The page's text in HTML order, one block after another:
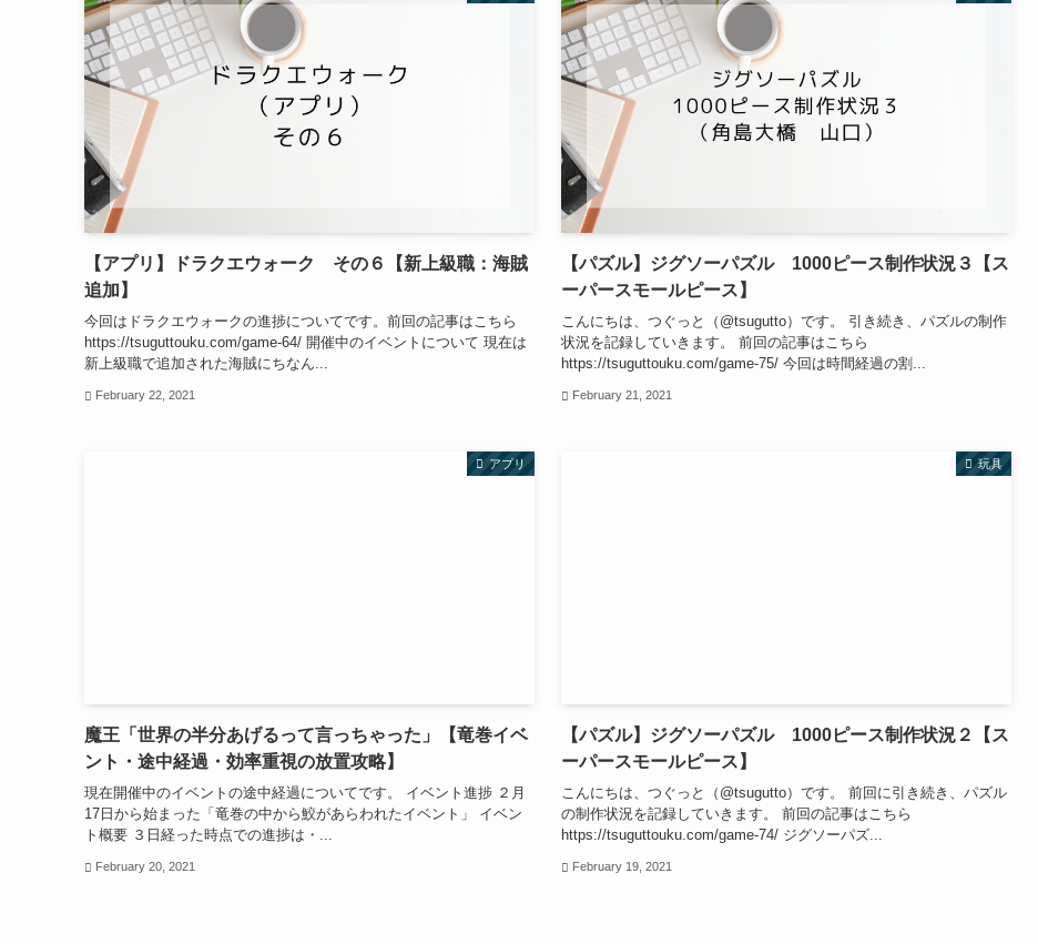
【アプリ】ドラクエウォーク その６【新上級職：海賊
追加】
今回はドラクエウォークの進捗についてです。前回の記事はこちら
https://tsuguttouku.com/game-64/ 開催中のイベントについて 現在は
新上級職で追加された海賊にちなん...
February 22, 2021
【パズル】ジグソーパズル 1000ピース制作状況３【ス
ーパースモールピース】
こんにちは、つぐっと（@tsugutto）です。 引き続き、パズルの制作
状況を記録していきます。 前回の記事はこちら
https://tsuguttouku.com/game-75/ 今回は時間経過の割...
February 21, 2021
アプリ
魔王「世界の半分あげるって言っちゃった」【竜巻イベ
ント・途中経過・効率重視の放置攻略】
現在開催中のイベントの途中経過についてです。 イベント進捗 ２月
17日から始まった「竜巻の中から鮫があらわれたイベント」 イベン
ト概要 ３日経った時点での進捗は・...
February 20, 2021
玩具
【パズル】ジグソーパズル 1000ピース制作状況２【ス
ーパースモールピース】
こんにちは、つぐっと（@tsugutto）です。 前回に引き続き、パズル
の制作状況を記録していきます。 前回の記事はこちら
https://tsuguttouku.com/game-74/ ジグソーパズ...
February 19, 2021